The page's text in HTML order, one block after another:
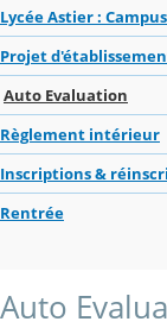
Lycée Astier :
Projet
Auto Evaluation
Règlement intérieur
Inscriptions &
Rentrée
Auto